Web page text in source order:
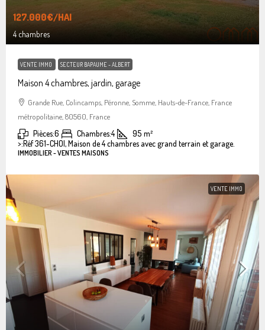
127.000€/HAI
4 chambres
VENTE IMMO SECTEUR BAPAUME - ALBERT
Maison 4 chambres, jardin, garage
Grande Rue, Colincamps, Péronne, Somme, Hauts-de-France, France
métropolitaine, 80560, France
Pièces:6 Chambres:4 95 m²
>:Réf 361-CHOI, Maison de 4 chambres avec grand terrain et garage.
IMMOBILIER - VENTES MAISONS
VENTE IMMO